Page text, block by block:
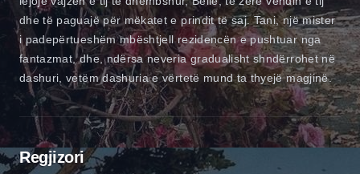
dhe të paguajë për mëkatet e prindit të saj. Tani, një mister
i padepërtueshëm mbështjell rezidencën e pushtuar nga
fantazmat, dhe, ndërsa neveria gradualisht shndërrohet në
dashuri, vetëm dashuria e vërtetë mund ta thyejë magjinë.
Regjizori